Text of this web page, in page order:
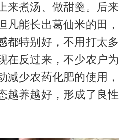
来煮汤、做甜羹。后来
凡能长出葛仙米的田，
都特别好，不用打太多
在反过来，不少农户为
减少农药化肥的使用，
越养越好，形成了良性